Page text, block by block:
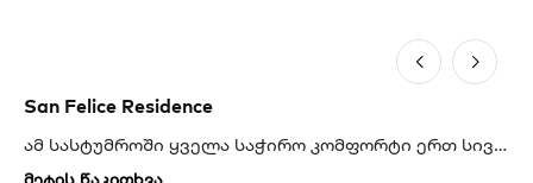
San Felice Residence
ამ სასტუმროში ყველა საჭირო კომფორტი ერთ სივრცეში დაგხვდებათ. მისი მოდერნისტული სტილით მოწყობილი ოთახები გულგრილს არავის დატოვებს. სასტუმროს ადგილმდებარეობა მოგცემთ საშუალებას, მარტივად მიაღწიოთ ქალაქის მთავარ ღირსშესანიშნაობებს. სტუმრებისთვის ხელმისაწვდომია საუზმეც, რომელიც მრავალფეროვანი მენიუთი გამოირჩევა და ყველა გემოვნების ადამიანზეა მორგებული.